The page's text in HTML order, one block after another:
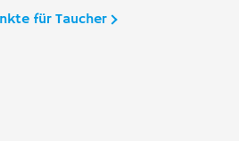
für Taucher